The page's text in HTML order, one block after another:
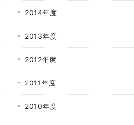
2014年度
2013年度
2012年度
2011年度
2010年度